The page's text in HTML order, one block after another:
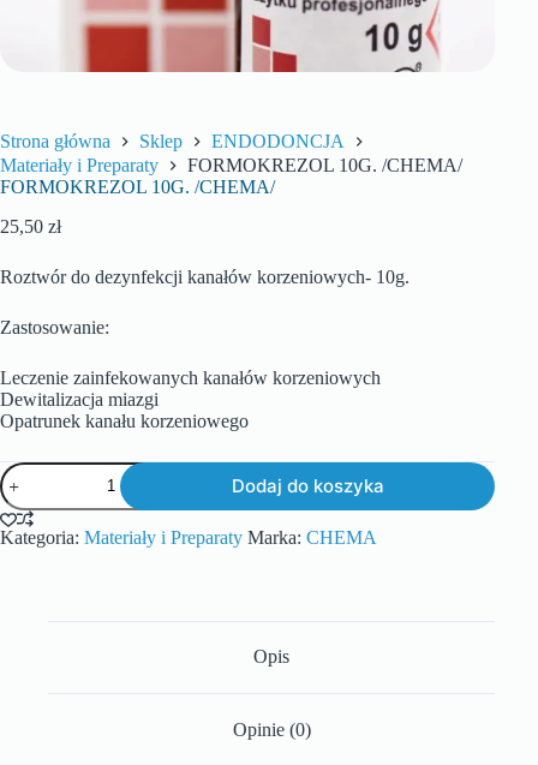
Strona główna Sklep
ENDODONCJA
Materiały i Preparaty
FORMOKREZOL 10G. /CHEMA/
FORMOKREZOL 10G. /CHEMA/
25,50 zł
Roztwór do dezynfekcji kanałów korzeniowych- 10g.
Zastosowanie:
Leczenie zainfekowanych kanałów korzeniowych
Dewitalizacja miazgi
Opatrunek kanału korzeniowego
Dodaj do koszyka
Kategoria: Materiały i Preparaty Marka: CHEMA
Opis
Opinie (0)